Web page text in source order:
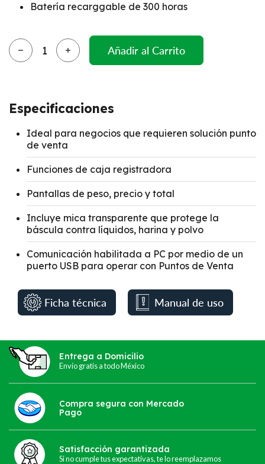
Batería recarggable de 300 horas
Cantidad Añadir al Carrito
Especificaciones
Ideal para negocios que requieren solución punto
de venta
Funciones de caja registradora
Pantallas de peso, precio y total
Incluye mica transparente que protege la
báscula contra líquidos, harina y polvo
Comunicación habilitada a PC por medio de un
puerto USB para operar con Puntos de Venta
Ficha técnica Manual de uso
Entrega a Domicilio
Envío gratis a todo México
Compra segura con Mercado
Pago
Satisfacción garantizada
Si no cumple tus expectativas, te lo reemplazamos